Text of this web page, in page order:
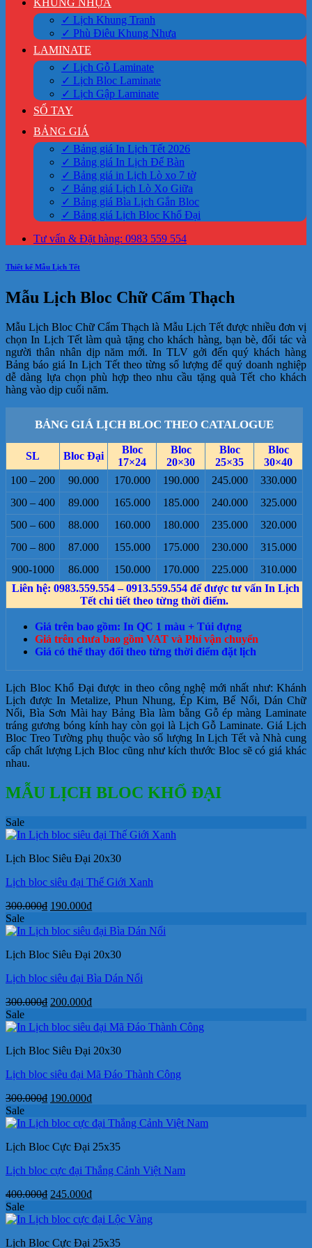
KHUNG NHỰA
✓ Lịch Khung Tranh
✓ Phù Điêu Khung Nhựa
LAMINATE
✓ Lịch Gỗ Laminate
✓ Lịch Bloc Laminate
✓ Lịch Gập Laminate
SỔ TAY
BẢNG GIÁ
✓ Bảng giá In Lịch Tết 2026
✓ Bảng giá In Lịch Để Bàn
✓ Bảng giá in Lịch Lò xo 7 tờ
✓ Bảng giá Lịch Lò Xo Giữa
✓ Bảng giá Bìa Lịch Gắn Bloc
✓ Bảng giá Lịch Bloc Khổ Đại
Tư vấn & Đặt hàng: 0983 559 554
Thiết kế Mẫu Lịch Tết
Mẫu Lịch Bloc Chữ Cẩm Thạch
Mẫu Lịch Bloc Chữ Cẩm Thạch là Mẫu Lịch Tết được nhiều đơn vị
chọn In Lịch Tết làm quà tặng cho khách hàng, bạn bè, đối tác và
người thân nhân dịp năm mới. In TLV gởi đến quý khách hàng
Bảng báo giá In Lịch Tết theo từng số lượng để quý doanh nghiệp
dễ dàng lựa chọn phù hợp theo nhu cầu tặng quà Tết cho khách
hàng vào dịp cuối năm.
BẢNG GIÁ LỊCH BLOC THEO CATALOGUE
SL Bloc Đại
Bloc
17×24
Bloc
20×30
Bloc
25×35
Bloc
30×40
100 – 200
90.000 170.000 190.000 245.000
330.000
300 – 400
89.000 165.000 185.000 240.000
325.000
500 – 600
88.000 160.000 180.000 235.000
320.000
700 – 800
87.000 155.000 175.000 230.000
315.000
900-1000
86.000 150.000 170.000 225.000
310.000
Liên hệ: 0983.559.554 – 0913.559.554 để được tư vấn In Lịch
Tết chi tiết theo từng thời điểm.
Giá trên bao gồm: In QC 1 màu + Túi đựng
Giá trên chưa bao gồm VAT và Phí vận chuyển
Giá có thể thay đổi theo từng thời điểm đặt lịch
Lịch Bloc Khổ Đại được in theo công nghệ mới nhất như: Khánh
Lịch được In Metalize, Phun Nhung, Ép Kim, Bế Nổi, Dán Chữ
Nổi, Bìa Sơn Mài hay Bảng Bìa làm bằng Gỗ ép màng Laminate
tráng gương bóng kính hay còn gọi là Lịch Gỗ Laminate. Giá Lịch
Bloc Treo Tường phụ thuộc vào số lượng In Lịch Tết và Nhà cung
cấp chất lượng Lịch Bloc cũng như kích thước Bloc sẽ có giá khác
nhau.
MẪU LỊCH BLOC KHỔ ĐẠI
Sale
Lịch Bloc Siêu Đại 20x30
Lịch bloc siêu đại Thế Giới Xanh
300.000₫ Giá
là:
190.000₫Giá
tại
190.000₫.
Sale
Lịch Bloc Siêu Đại 20x30
Lịch bloc siêu đại Bìa Dán Nổi
300.000₫ Giá
là:
200.000₫Giá
tại
200.000₫.
Sale
Lịch Bloc Siêu Đại 20x30
Lịch bloc siêu đại Mã Đáo Thành Công
300.000₫ Giá
là:
190.000₫Giá
tại
190.000₫.
Sale
Lịch Bloc Cực Đại 25x35
Lịch bloc cực đại Thắng Cảnh Việt Nam
400.000₫ Giá
là:
245.000₫Giá
tại
245.000₫.
Sale
Lịch Bloc Cực Đại 25x35